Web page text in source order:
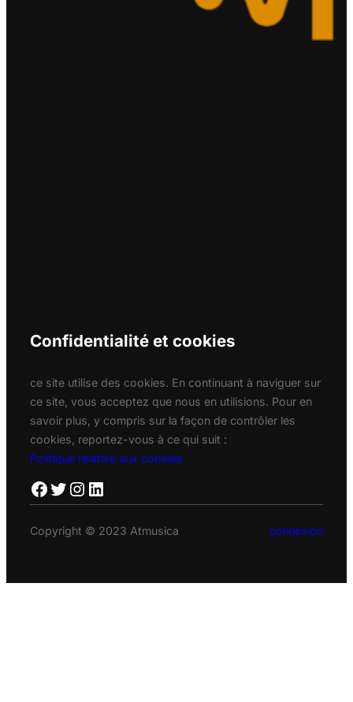
Confidentialité et cookies
ce site utilise des cookies. En continuant à naviguer sur
ce site, vous acceptez que nous en utilisions. Pour en
savoir plus, y compris sur la façon de contrôler les
cookies, reportez-vous à ce qui suit :
Politique relative aux cookies
Facebook Twitter Instagram LinkedIn
Copyright © 2023 Atmusica connexion